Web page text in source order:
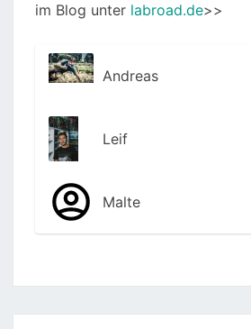
im Blog unter labroad.de>>
Andreas
Leif
Malte